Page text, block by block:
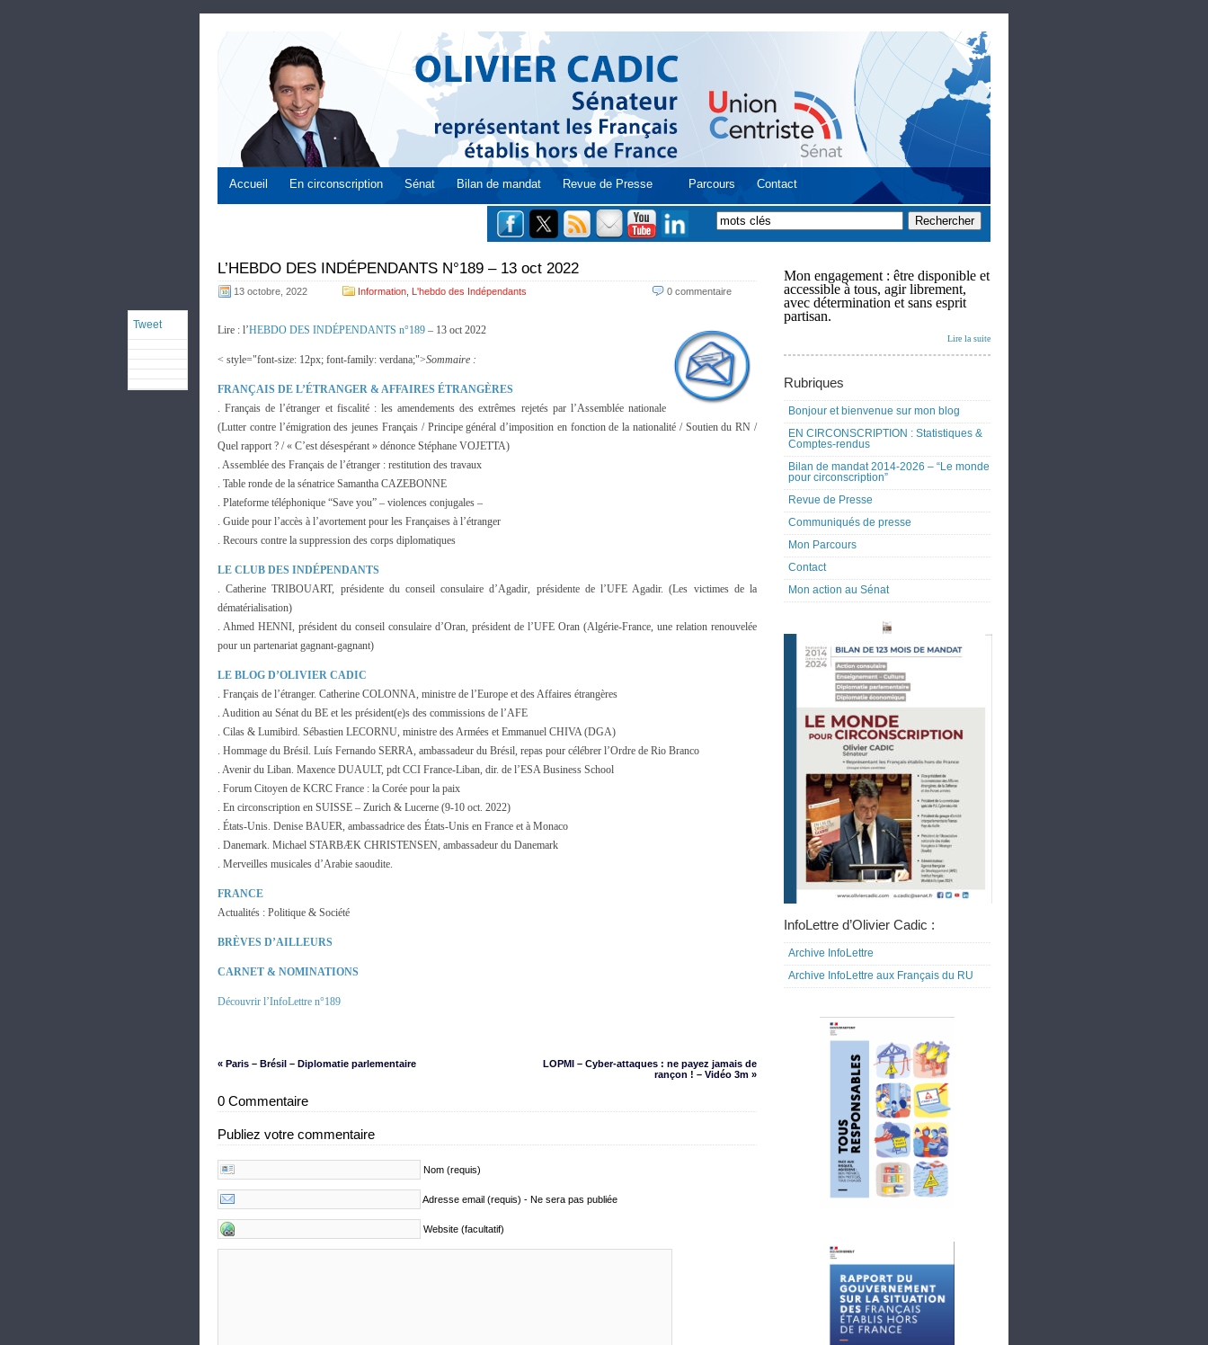
Accueil En circonscription Sénat Bilan de mandat Revue de Presse Parcours Contact
L’HEBDO DES INDÉPENDANTS N°189 – 13 oct 2022
13 octobre, 2022 Information L'hebdo des Indépendants 0 commentaire
Tweet Lire : l’HEBDO DES INDÉPENDANTS n°189 – 13 oct 2022
< style="font-size: 12px; font-family: verdana;">Sommaire :
FRANÇAIS DE L’ÉTRANGER & AFFAIRES ÉTRANGÈRES
. Français de l’étranger et fiscalité : les amendements des extrêmes rejetés par l’Assemblée nationale
(Lutter contre l’émigration des jeunes Français / Principe général d’imposition en fonction de la nationalité / Soutien du RN /
Quel rapport ? / « C’est désespérant » dénonce Stéphane VOJETTA)
. Assemblée des Français de l’étranger : restitution des travaux
. Table ronde de la sénatrice Samantha CAZEBONNE
. Plateforme téléphonique “Save you” – violences conjugales –
. Guide pour l’accès à l’avortement pour les Françaises à l’étranger
. Recours contre la suppression des corps diplomatiques
LE CLUB DES INDÉPENDANTS
. Catherine TRIBOUART, présidente du conseil consulaire d’Agadir, présidente de l’UFE Agadir. (Les victimes de la
dématérialisation)
. Ahmed HENNI, président du conseil consulaire d’Oran, président de l’UFE Oran (Algérie-France, une relation renouvelée
pour un partenariat gagnant-gagnant)
LE BLOG D’OLIVIER CADIC
. Français de l’étranger. Catherine COLONNA, ministre de l’Europe et des Affaires étrangères
. Audition au Sénat du BE et les président(e)s des commissions de l’AFE
. Cilas & Lumibird. Sébastien LECORNU, ministre des Armées et Emmanuel CHIVA (DGA)
. Hommage du Brésil. Luís Fernando SERRA, ambassadeur du Brésil, repas pour célébrer l’Ordre de Rio Branco
. Avenir du Liban. Maxence DUAULT, pdt CCI France-Liban, dir. de l’ESA Business School
. Forum Citoyen de KCRC France : la Corée pour la paix
. En circonscription en SUISSE – Zurich & Lucerne (9-10 oct. 2022)
. États-Unis. Denise BAUER, ambassadrice des États-Unis en France et à Monaco
. Danemark. Michael STARBÆK CHRISTENSEN, ambassadeur du Danemark
. Merveilles musicales d’Arabie saoudite.
FRANCE
Actualités : Politique & Société
BRÈVES D’AILLEURS
CARNET & NOMINATIONS
Découvrir l’InfoLettre n°189
« Paris – Brésil – Diplomatie parlementaire
LOPMI – Cyber-attaques : ne payez jamais de
rançon ! – Vidéo 3m »
0 Commentaire
Publiez votre commentaire
Nom (requis)
Adresse email (requis) - Ne sera pas publiée
Website (facultatif)
Mon engagement : être disponible et
accessible à tous, agir librement,
avec détermination et sans esprit
partisan.
Lire la suite
Rubriques
Bonjour et bienvenue sur mon blog
EN CIRCONSCRIPTION : Statistiques &
Comptes-rendus
Bilan de mandat 2014-2026 – “Le monde
pour circonscription”
Revue de Presse
Communiqués de presse
Mon Parcours
Contact
Mon action au Sénat
InfoLettre d’Olivier Cadic :
Archive InfoLettre
Archive InfoLettre aux Français du RU